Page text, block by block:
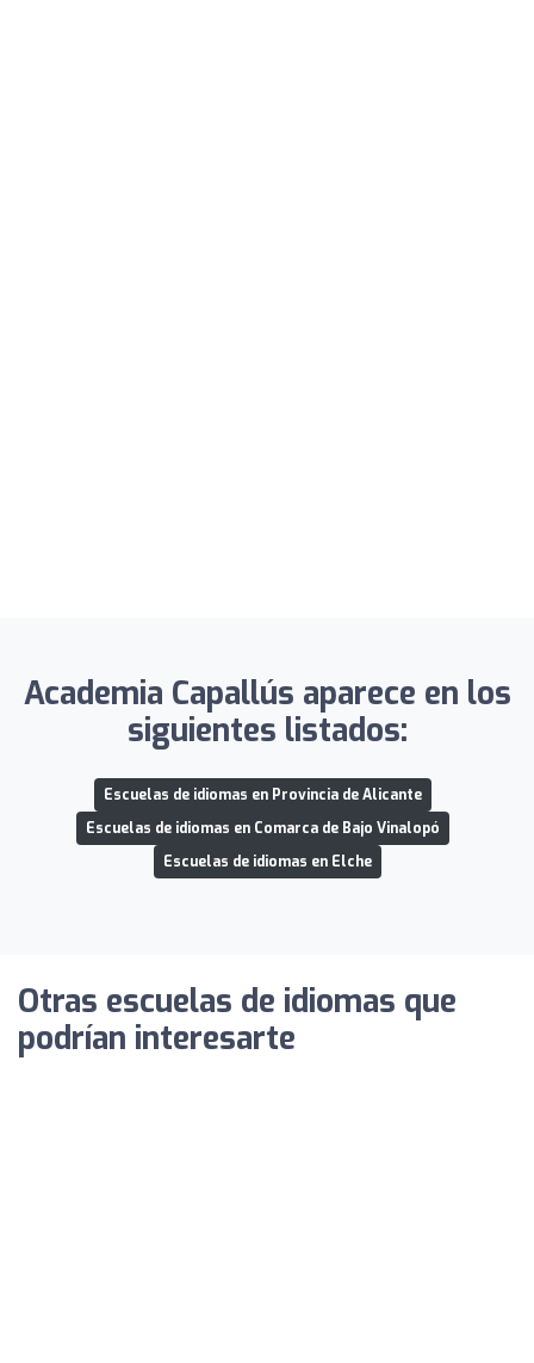
Academia Capallús aparece en los
siguientes listados:
Escuelas de idiomas en Provincia de Alicante
Escuelas de idiomas en Comarca de Bajo Vinalopó
Escuelas de idiomas en Elche
Otras escuelas de idiomas que
podrían interesarte